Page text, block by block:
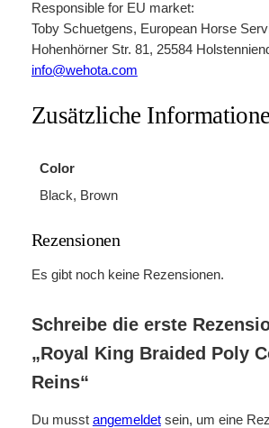
p
n
g
e
M
n
Responsible for EU market:
Toby Schuetgens, European Horse
Hohenhörner Str. 81, 25584
info@wehota.com
Zusätzliche
Color
Black, Brown
Rezensionen
Es gibt noch keine Rezensionen.
Schreibe die erste
„Royal King Braided Poly
Reins“
Du musst angemeldetsein, um eine